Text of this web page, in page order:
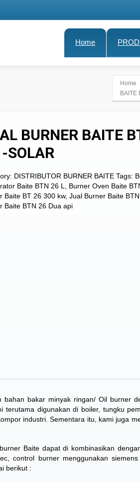
Home
Home
BAITE
BURNER BAITE
SOLAR
DISTRIBUTOR BURNER BAITE Tags:
Baite BTN 26 L
Burner Oven Baite
Baite BT 26 300 kw,Jual Burner Baite
Baite BTN 26 Dua api
bahan bakar minyak ringan/ Oil burner
digunakan di boiler, tungku
industri. Sementara itu, kami juga
Baite dapat di kombinasikan
control burner menggunakan
berikut :